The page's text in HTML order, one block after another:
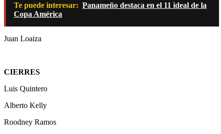
Te puede interesar: Panameño destaca en el 11 ideal de la
Copa América
Juan Loaiza
CIERRES
Luis Quintero
Alberto Kelly
Roodney Ramos